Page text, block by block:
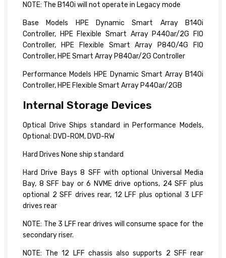
NOTE: The B140i will not operate in Legacy mode
Base Models HPE Dynamic Smart Array B140i
Controller, HPE Flexible Smart Array P440ar/2G FIO
Controller, HPE Flexible Smart Array P840/4G FIO
Controller, HPE Smart Array P840ar/2G Controller
Performance Models HPE Dynamic Smart Array B140i
Controller, HPE Flexible Smart Array P440ar/2GB
Internal Storage Devices
Optical Drive Ships standard in Performance Models,
Optional: DVD-ROM, DVD-RW
Hard Drives None ship standard
Hard Drive Bays 8 SFF with optional Universal Media
Bay, 8 SFF bay or 6 NVME drive options, 24 SFF plus
optional 2 SFF drives rear, 12 LFF plus optional 3 LFF
drives rear
NOTE: The 3 LFF rear drives will consume space for the
secondary riser.
NOTE: The 12 LFF chassis also supports 2 SFF rear